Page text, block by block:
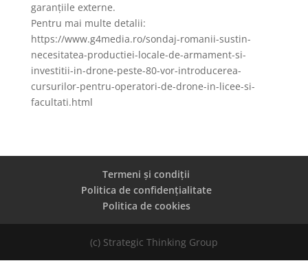
garanțiile externe.
Pentru mai multe detalii:
https://www.g4media.ro/sondaj-romanii-sustin-
necesitatea-productiei-locale-de-armament-si-
investitii-in-drone-peste-80-vor-introducerea-
cursurilor-pentru-operatori-de-drone-in-licee-si-
facultati.html
Termeni și condiții
Politica de confidențialitate
Politica de cookies
(c) Strategic Thinking Group